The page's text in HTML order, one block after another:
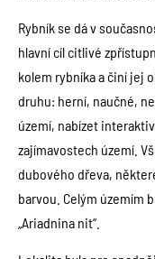
Rybník se dá v
hlavní cíl citlivé
kolem rybníka a činí jej
druhu: herní, naučné,
území, nabízet
zajímavostech území.
dubového dřeva,
barvou. Celým územím
„Ariadnina nit“.